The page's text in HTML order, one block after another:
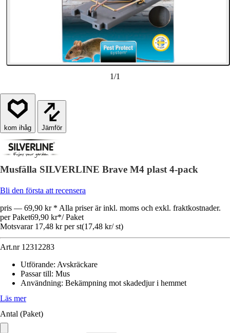
1/1
Jämför
Musfälla SILVERLINE Brave M4 plast 4-pack
Bli den första att recensera
pris — 69,90 kr * Alla priser är inkl. moms och exkl. fraktkostnader.
per Paket69,90 kr*/ Paket
Motsvarar 17,48 kr per st(17,48 kr/ st)
Art.nr 12312283
Utförande: Avskräckare
Passar till: Mus
Användning: Bekämpning mot skadedjur i hemmet
Läs mer
Antal (Paket)